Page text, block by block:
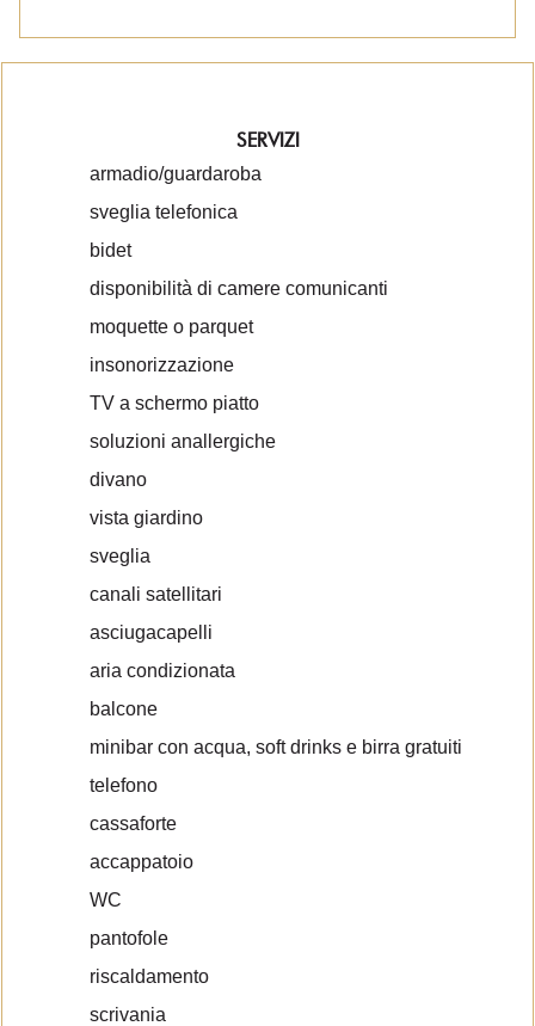
SERVIZI
armadio/guardaroba
sveglia telefonica
bidet
disponibilità di camere comunicanti
moquette o parquet
insonorizzazione
TV a schermo piatto
soluzioni anallergiche
divano
vista giardino
sveglia
canali satellitari
asciugacapelli
aria condizionata
balcone
minibar con acqua, soft drinks e birra gratuiti
telefono
cassaforte
accappatoio
WC
pantofole
riscaldamento
scrivania